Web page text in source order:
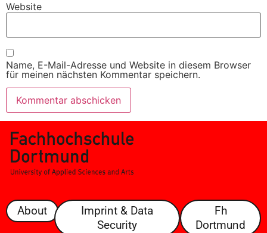
Website
Name, E-Mail-Adresse und Website in diesem Browser
für meinen nächsten Kommentar speichern.
About
Imprint & Data
Security
Fh
Dortmund